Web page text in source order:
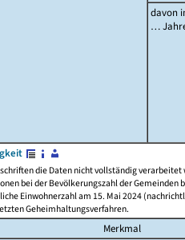
davon
…
die Daten nicht vollständig
bei der Bevölkerungszahl der
Einwohnerzahl am 15. Mai 2024
Geheimhaltungsverfahren.
Merkmal